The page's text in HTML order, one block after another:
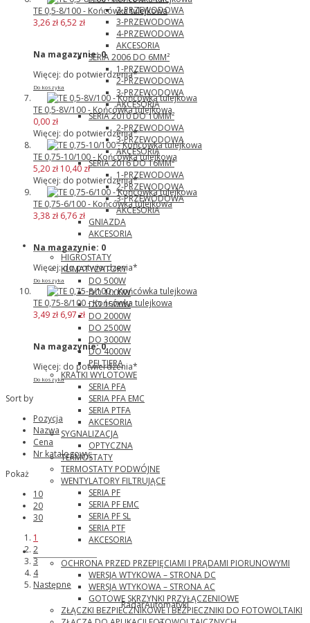
2-PRZEWODOWA
3-PRZEWODOWA
4-PRZEWODOWA
AKCESORIA
SERIA 2006 DO 6MM²
1-PRZEWODOWA
2-PRZEWODOWA
3-PRZEWODOWA
AKCESORIA
SERIA 2010 DO 10MM²
2-PRZEWODOWA
3-PRZEWODOWA
AKCESORIA
SERIA 2016 DO 16MM²
1-PRZEWODOWA
2-PRZEWODOWA
3-PRZEWODOWA
AKCESORIA
GNIAZDA
AKCESORIA
Pfannenberg
HIGROSTATY
KLIMATYZATORY
DO 500W
DO 1000W
DO 1500W
DO 2000W
DO 2500W
DO 3000W
DO 4000W
PELTIERA
KRATKI WYLOTOWE
SERIA PFA
SERIA PFA EMC
SERIA PTFA
AKCESORIA
SYGNALIZACJA
OPTYCZNA
TERMOSTATY
TERMOSTATY PODWÓJNE
WENTYLATORY FILTRUJĄCE
SERIA PF
SERIA PF EMC
SERIA PF SL
SERIA PTF
AKCESORIA
Phoenix Contact
OCHRONA PRZED PRZEPIĘCIAMI I PRĄDAMI PIORUNOWYMI
WERSJA WTYKOWA – STRONA DC
WERSJA WTYKOWA – STRONA AC
GOTOWE SKRZYNKI PRZYŁĄCZENIOWE
ZŁĄCZKI BEZPIECZNIKOWE I BEZPIECZNIKI DO FOTOWOLTAIKI
TE 0,5-8/100 - Końcówka tulejkowa
3,26 zł 6,52 zł
Na magazynie:0
Więcej: do potwierdzenia*
Do koszyka
TE 0,5-8V/100 - Końcówka tulejkowa
0,00 zł
Więcej: do potwierdzenia*
TE 0,75-10/100 - Końcówka tulejkowa
5,20 zł 10,40 zł
Więcej: do potwierdzenia*
TE 0,75-6/100 - Końcówka tulejkowa
3,38 zł 6,76 zł
Na magazynie: 0
Więcej: do potwierdzenia*
Do koszyka
TE 0,75-8/100 - Końcówka tulejkowa
3,49 zł 6,97 zł
Na magazynie:0
Więcej: do potwierdzenia*
Do koszyka
Sort by
Pozycja
Nazwa
Cena
Nr katalogowy:
Pokaż
10
20
30
1
2
3
4
Następne
RadarAutomatyki